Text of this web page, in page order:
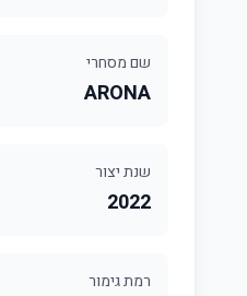
שם מסחרי
ARONA
שנת יצור
2022
רמת גימור